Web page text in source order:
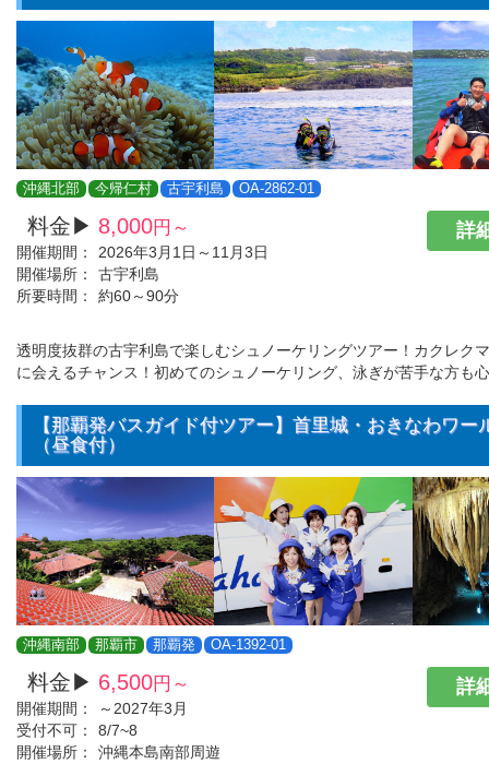
沖縄北部 今帰仁村 古宇利島 OA-2862-01
料金▶ 8,000円～
開催期間：
2026年3月1日～11月3日
開催場所：
古宇利島
所要時間：
約60～90分
詳
透明度抜群の古宇利島で楽しむシュノーケリングツアー！カクレク
に会えるチャンス！初めてのシュノーケリング、泳ぎが苦手な方も
【那覇発バスガイド付ツアー】首里城・おきなわワー
（昼食付）
沖縄南部 那覇市 那覇発 OA-1392-01
料金▶ 6,500円～
開催期間：
～2027年3月
受付不可：
8/7~8
開催場所：
沖縄本島南部周遊
詳